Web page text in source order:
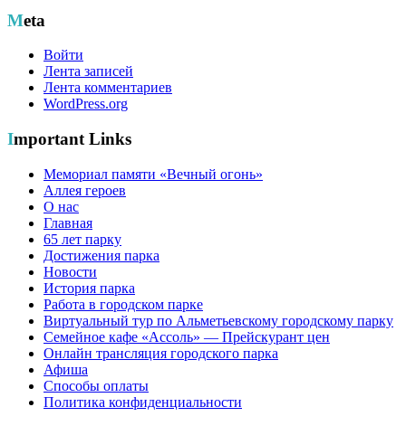
Meta
Войти
Лента записей
Лента комментариев
WordPress.org
Important Links
Мемориал памяти «Вечный огонь»
Аллея героев
О нас
Главная
65 лет парку
Достижения парка
Новости
История парка
Работа в городском парке
Виртуальный тур по Альметьевскому городскому парку
Семейное кафе «Ассоль» — Прейскурант цен
Онлайн трансляция городского парка
Афиша
Способы оплаты
Политика конфиденциальности